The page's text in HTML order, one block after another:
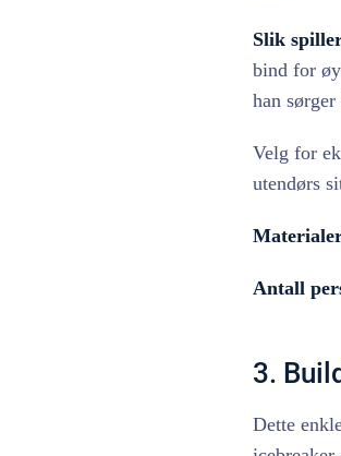
Slik
bind for
han
Velg for
utendørs
Antall
3.
Dette